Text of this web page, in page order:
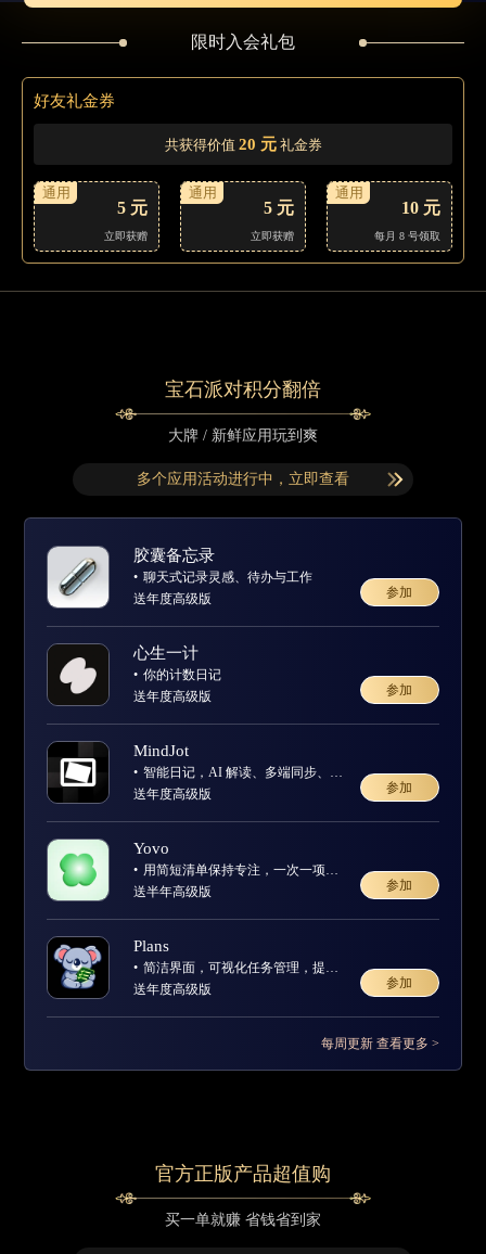
限时入会礼包
好友礼金券
共获得价值 20 元礼金券
通用
5 元
立即获赠
通用
5 元
立即获赠
通用
10 元
每月 8 号领取
宝石派对积分翻倍
大牌 / 新鲜应用玩到爽
多个应用活动进行中，立即查看
胶囊备忘录
聊天式记录灵感、待办与工作
送年度高级版
参加
心生一计
你的计数日‪记‬
送年度高级版
参加
MindJot
智能日记，AI 解读、多端同步、隐私保护强
送年度高级版
参加
Yovo
用简短清单保持专注，一次一项完成任务
送半年高级版
参加
Plans
简洁界面，可视化任务管理，提升专注与效率
送年度高级版
参加
每周更新 查看更多 >
官方正版产品超值购
买一单就赚 省钱省到家